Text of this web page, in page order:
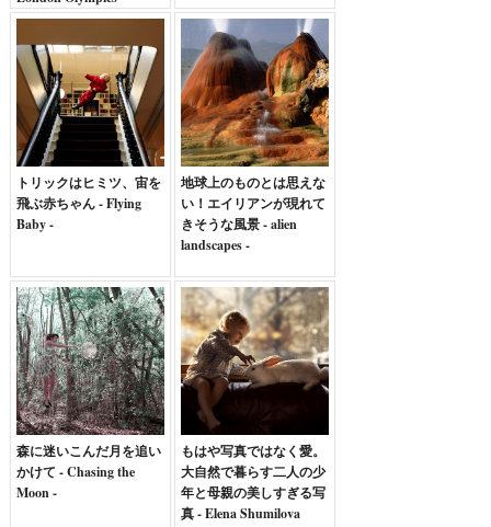
トリックはヒミツ、宙を
飛ぶ赤ちゃん - Flying
Baby -
地球上のものとは思えな
い！エイリアンが現れて
きそうな風景 - alien
landscapes -
森に迷いこんだ月を追い
かけて - Chasing the
Moon -
もはや写真ではなく愛。
大自然で暮らす二人の少
年と母親の美しすぎる写
真 - Elena Shumilova